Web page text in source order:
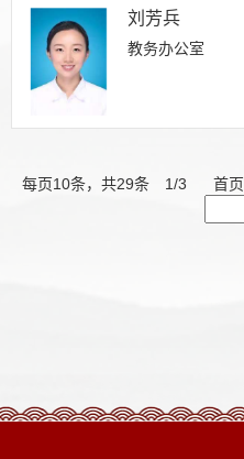
刘芳兵
教务办公室
每页10条，共29条 1/3 首页